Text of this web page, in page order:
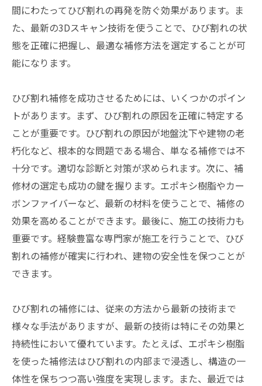
間にわたってひび割れの再発を防ぐ効果があります。ま
た、最新の3Dスキャン技術を使うことで、ひび割れの状
態を正確に把握し、最適な補修方法を選定することが可
能になります。
ひび割れ補修を成功させるためには、いくつかのポイン
トがあります。まず、ひび割れの原因を正確に特定する
ことが重要です。ひび割れの原因が地盤沈下や建物の老
朽化など、根本的な問題である場合、単なる補修では不
十分です。適切な診断と対策が求められます。次に、補
修材の選定も成功の鍵を握ります。エポキシ樹脂やカー
ボンファイバーなど、最新の材料を使うことで、補修の
効果を高めることができます。最後に、施工の技術力も
重要です。経験豊富な専門家が施工を行うことで、ひび
割れの補修が確実に行われ、建物の安全性を保つことが
できます。
ひび割れの補修には、従来の方法から最新の技術まで
様々な手法がありますが、最新の技術は特にその効果と
持続性において優れています。たとえば、エポキシ樹脂
を使った補修法はひび割れの内部まで浸透し、構造の一
体性を保ちつつ高い強度を実現します。また、最近では